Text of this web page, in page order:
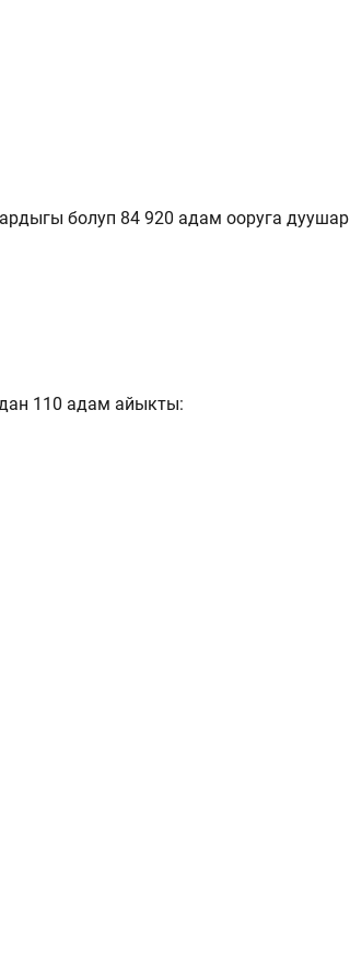
болуп 84 920 адам ооруга дуушар
110 адам айыкты: